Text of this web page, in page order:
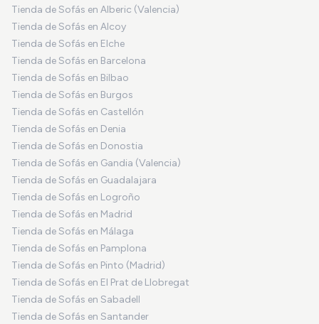
Tienda de Sofás en Alberic (Valencia)
Tienda de Sofás en Alcoy
Tienda de Sofás en Elche
Tienda de Sofás en Barcelona
Tienda de Sofás en Bilbao
Tienda de Sofás en Burgos
Tienda de Sofás en Castellón
Tienda de Sofás en Denia
Tienda de Sofás en Donostia
Tienda de Sofás en Gandia (Valencia)
Tienda de Sofás en Guadalajara
Tienda de Sofás en Logroño
Tienda de Sofás en Madrid
Tienda de Sofás en Málaga
Tienda de Sofás en Pamplona
Tienda de Sofás en Pinto (Madrid)
Tienda de Sofás en El Prat de Llobregat
Tienda de Sofás en Sabadell
Tienda de Sofás en Santander